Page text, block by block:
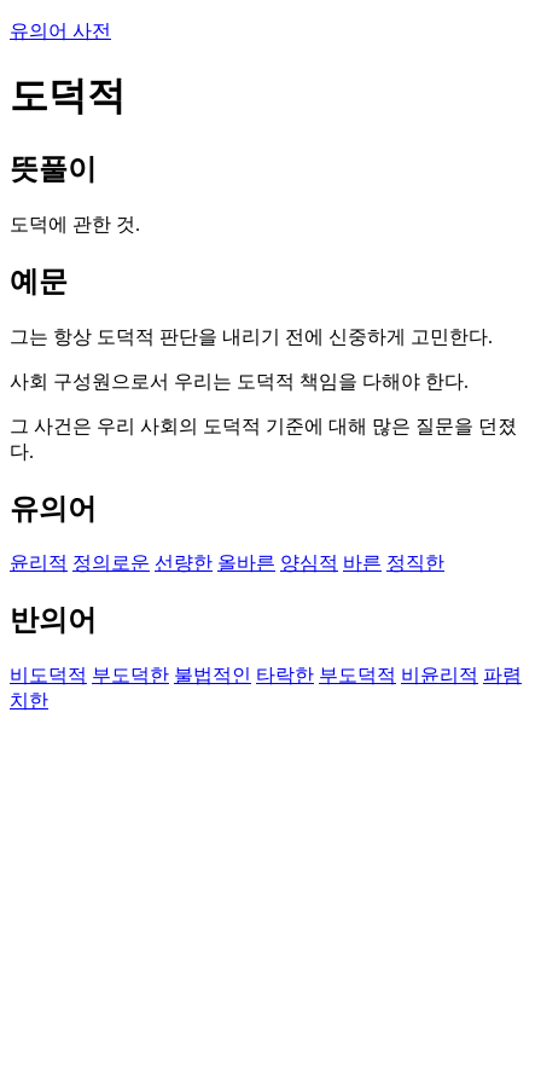
유의어 사전
도덕적
뜻풀이
도덕에 관한 것.
예문
그는 항상 도덕적 판단을 내리기 전에 신중하게 고민한다.
사회 구성원으로서 우리는 도덕적 책임을 다해야 한다.
그 사건은 우리 사회의 도덕적 기준에 대해 많은 질문을 던졌
다.
유의어
윤리적 정의로운 선량한 올바른 양심적 바른 정직한
반의어
비도덕적 부도덕한 불법적인 타락한 부도덕적 비윤리적 파렴
치한